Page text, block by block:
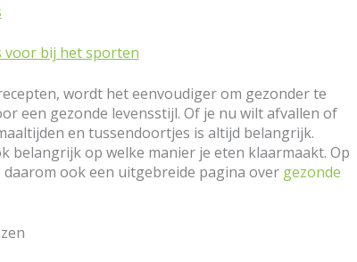
voor bij het sporten
wordt het eenvoudiger om gezonder te
een gezonde levensstijl. Of je nu wilt afvallen of
en tussendoortjes is altijd belangrijk.
belangrijk op welke manier je eten klaarmaakt. Op
ook een uitgebreide pagina over gezonde